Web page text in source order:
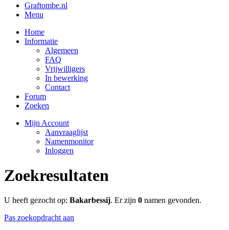
Graftombe.nl
Menu
Home
Informatie
Algemeen
FAQ
Vrijwilligers
In bewerking
Contact
Forum
Zoeken
Mijn Account
Aanvraaglijst
Namenmonitor
Inloggen
Zoekresultaten
U heeft gezocht op: Bakarbessij. Er zijn 0 namen gevonden.
Pas zoekopdracht aan